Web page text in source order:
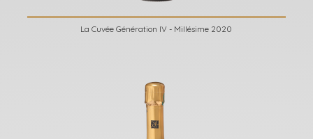
La Cuvée Génération IV - Millésime 2020